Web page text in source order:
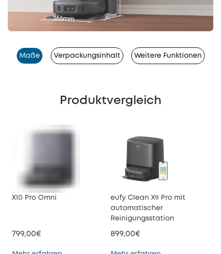
Maße Verpackungsinhalt Weitere Funktionen
Produktvergleich
X10 Pro Omni
799,00€
eufy Clean X9 Pro mit
automatischer
Reinigungsstation
899,00€